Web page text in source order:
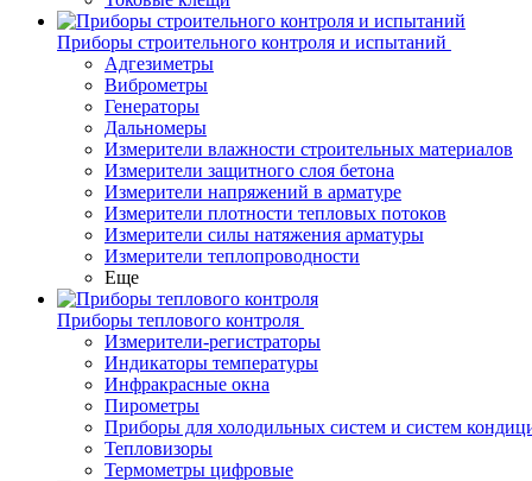
Приборы строительного контроля и испытаний
Адгезиметры
Виброметры
Генераторы
Дальномеры
Измерители влажности строительных материалов
Измерители защитного слоя бетона
Измерители напряжений в арматуре
Измерители плотности тепловых потоков
Измерители силы натяжения арматуры
Измерители теплопроводности
Еще
Приборы теплового контроля
Измерители-регистраторы
Индикаторы температуры
Инфракрасные окна
Пирометры
Приборы для холодильных систем и систем
Тепловизоры
Термометры цифровые